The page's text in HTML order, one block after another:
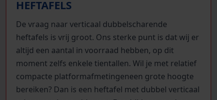
HEFTAFELS
De vraag naar verticaal dubbelscharende
heftafels is vrij groot. Ons sterke punt is dat wij er
altijd een aantal in voorraad hebben, op dit
moment zelfs enkele tientallen. Wil je met relatief
compacte platformafmetingeneen grote hoogte
bereiken? Dan is een heftafel met dubbel verticaal